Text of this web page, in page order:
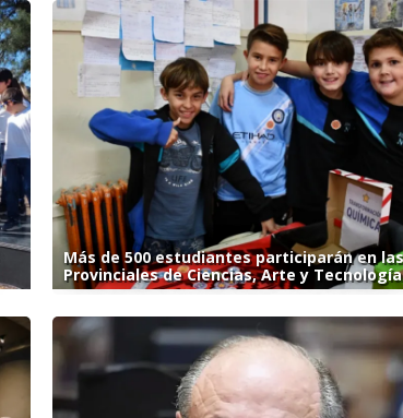
Más de 500 estudiantes participarán en
Provinciales de Ciencias, Arte y Tecnología